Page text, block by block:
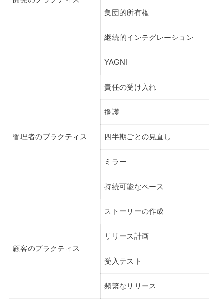
集団的所有権
継続的インテグレーション
YAGNI
管理者のプラクティス
責任の受け入れ
援護
四半期ごとの見直し
ミラー
持続可能なペース
顧客のプラクティス
ストーリーの作成
リリース計画
受入テスト
頻繁なリリース